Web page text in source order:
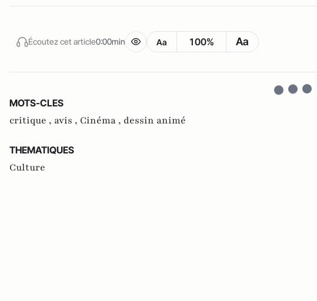
Écoutez cet article0:00min Aa 100% Aa
MOTS-CLES
critique , avis , Cinéma , dessin animé
THEMATIQUES
Culture